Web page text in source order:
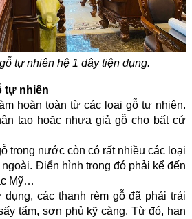
tự nhiên hệ 1 dây tiện dụng.
tự nhiên
hoàn toàn từ các loại gỗ tự nhiên.
tạo hoặc nhựa giả gỗ cho bất cứ
trong nước còn có rất nhiều các loại
Điển hình trong đó phải kể đến
Mỹ…
các thanh rèm gỗ đã phải trải
tẩm, sơn phủ kỹ càng. Từ đó, hạn